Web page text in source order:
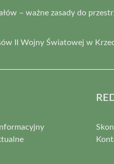
– ważne zasady do
II Wojny Światowej w